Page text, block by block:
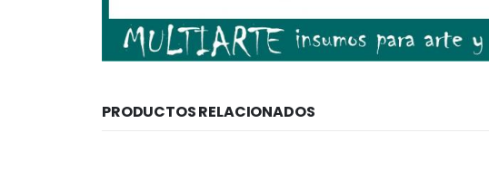
PRODUCTOS RELACIONADOS